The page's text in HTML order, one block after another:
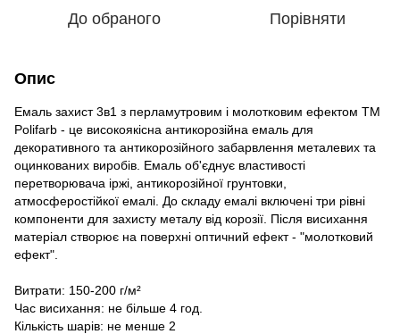
До обраного Порівняти
Опис
Емаль захист 3в1 з перламутровим і молотковим ефектом ТМ
Polifarb - це високоякісна антикорозійна емаль для
декоративного та антикорозійного забарвлення металевих та
оцинкованих виробів. Емаль об'єднує властивості
перетворювача іржі, антикорозійної грунтовки,
атмосферостійкої емалі. До складу емалі включені три рівні
компоненти для захисту металу від корозії. Після висихання
матеріал створює на поверхні оптичний ефект - "молотковий
ефект".
Витрати: 150-200 г/м²
Час висихання: не більше 4 год.
Кількість шарів: не менше 2